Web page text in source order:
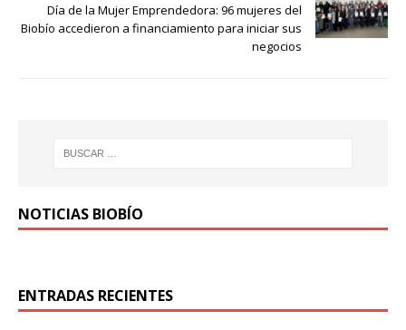
Día de la Mujer Emprendedora: 96 mujeres del
Biobío accedieron a financiamiento para iniciar sus
negocios
NOTICIAS BIOBÍO
ENTRADAS RECIENTES